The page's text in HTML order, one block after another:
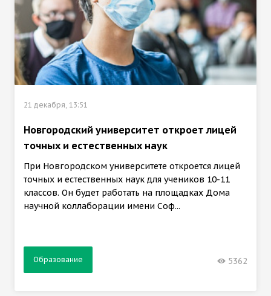
21 декабря, 13:51
Новгородский университет откроет лицей
точных и естественных наук
При Новгородском университете откроется лицей
точных и естественных наук для учеников 10-11
классов. Он будет работать на площадках Дома
научной коллаборации имени Соф...
Образование 5362